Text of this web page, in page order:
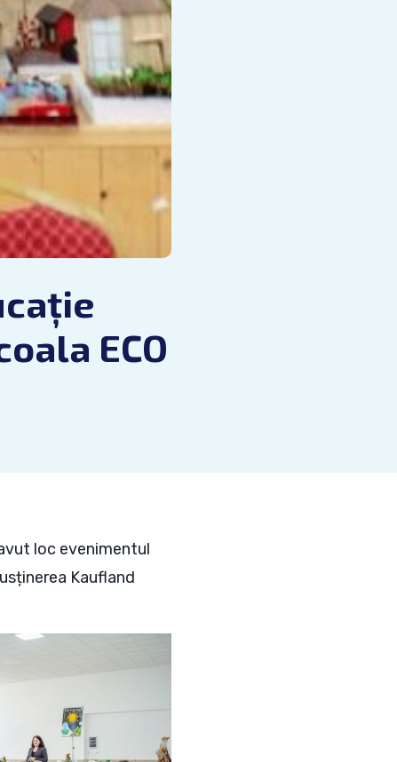
ECO
loc evenimentul
Kaufland